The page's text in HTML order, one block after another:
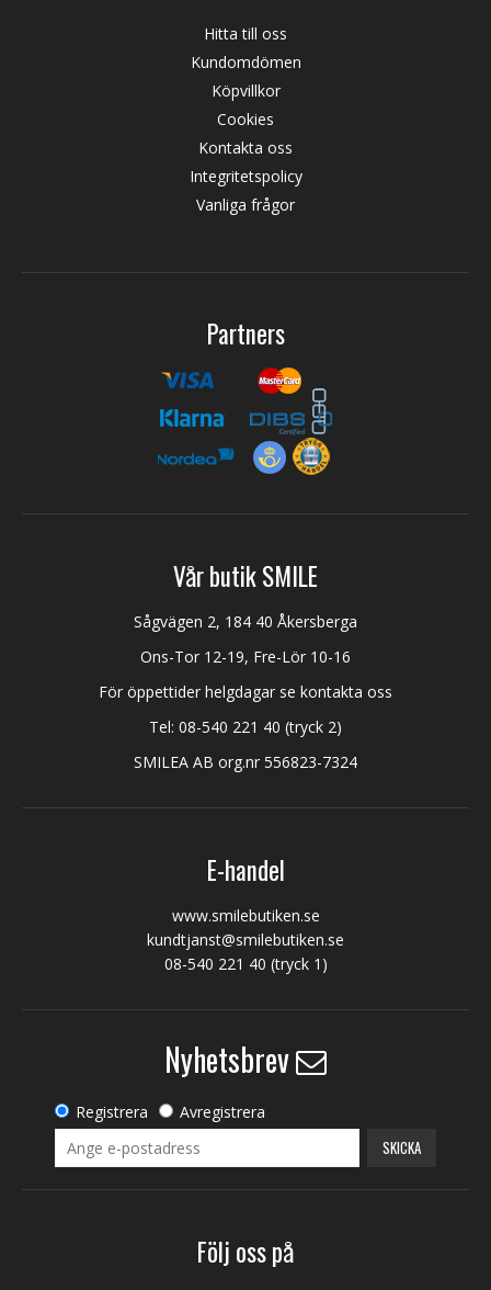
Hitta till oss
Kundomdömen
Köpvillkor
Cookies
Kontakta oss
Integritetspolicy
Vanliga frågor
Partners
Vår butik SMILE
Sågvägen 2, 184 40 Åkersberga
Ons-Tor 12-19, Fre-Lör 10-16
För öppettider helgdagar se kontakta oss
Tel: 08-540 221 40 (tryck 2)
SMILEA AB org.nr 556823-7324
E-handel
www.smilebutiken.se
kundtjanst@smilebutiken.se
08-540 221 40 (tryck 1)
Nyhetsbrev
Registrera Avregistrera
SKICKA
Följ oss på